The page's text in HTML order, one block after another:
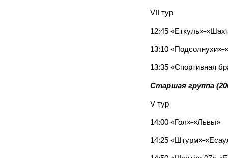
VII тур
12:45 «Еткуль»-
13:10
13:35 «Спортивная
Старшая группа
V тур
14:00 «Гол»-«Львы»
14:25 «Штурм»-